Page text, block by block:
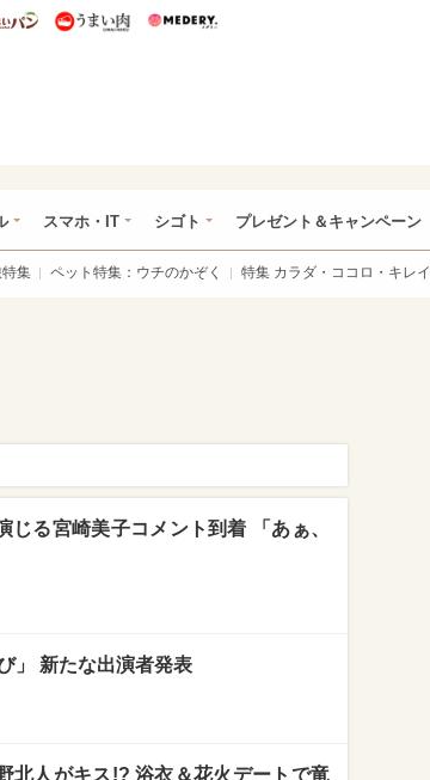
集
めし うまいパン うまい肉
スマホ・IT シゴト プレゼント＆キャンペーン
集 ペット特集：ウチのかぞく 特集 カラダ・ココロ・キレイ
る宮崎美子コメント到着 「あぁ、
」 新たな出演者発表
北人がキス!? 浴衣＆花火デートで竜